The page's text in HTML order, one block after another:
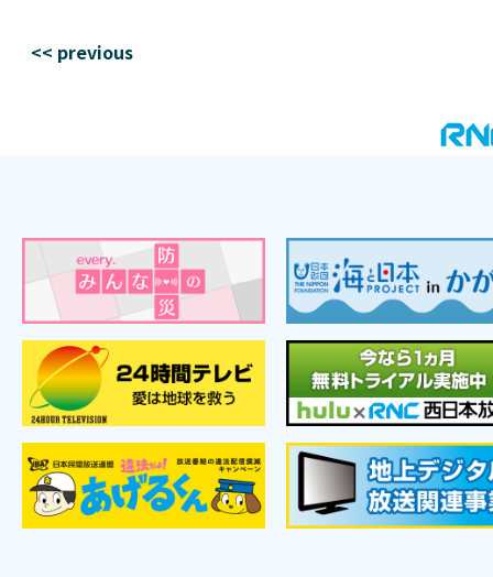
<< previous